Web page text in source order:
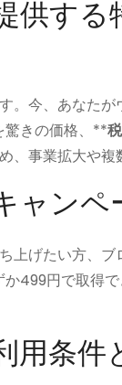
供す
。今、あなた
驚きの価格、**
事業拡大や複
ャンペ
上げたい方、
499円で取得
用条件